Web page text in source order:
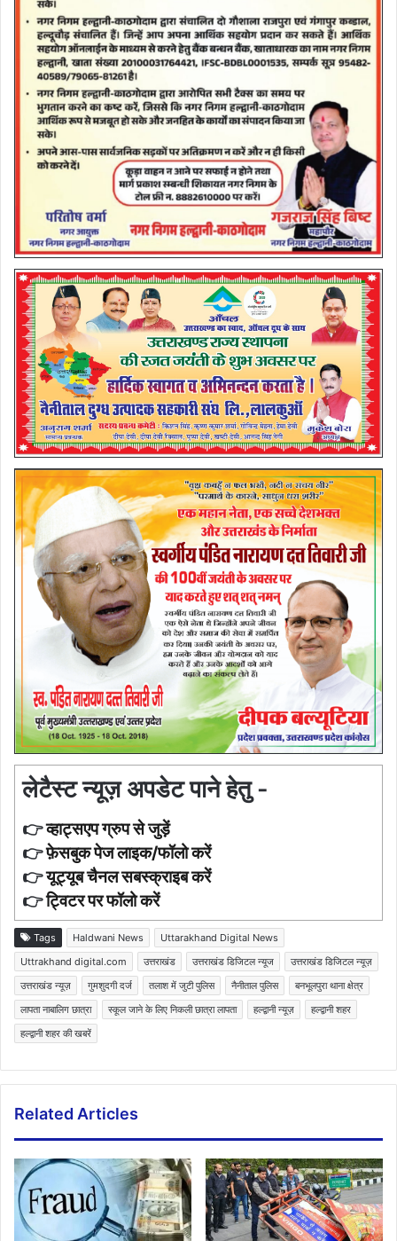
लेटैस्ट न्यूज़ अपडेट पाने हेतु -
👉व्हाट्सएप ग्रुप से जुड़ें
👉फ़ेसबुक पेज लाइक/फॉलो करें
👉यूट्यूब चैनल सबस्क्राइब करें
👉ट्विटर पर फॉलो करें
Tags Haldwani News
Uttarakhand Digital News
Uttrakhand digital.com
उत्तराखंड उत्तराखंड डिजिटल न्यूज
उत्तराखंड डिजिटल न्यूज़
उत्तराखंड न्यूज़
गुमशुदगी दर्ज तलाश में जुटी पुलिस नैनीताल पुलिस
बनभूलपुरा थाना क्षेत्र
लापता नाबालिग छात्रा
स्कूल जाने के लिए निकली छात्रा लापता हल्द्वानी न्यूज़
हल्द्वानी शहर
हल्द्वानी शहर की खबरें
Related Articles